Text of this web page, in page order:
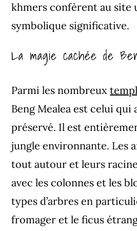
khmers confèrent au site
symbolique significative.
La magie cachée de
Parmi les nombreux
Beng Mealea est celui qui
préservé. Il est
jungle environnante. Les
tout autour et leurs
avec les colonnes et les
types d’arbres en
fromager et le ficus